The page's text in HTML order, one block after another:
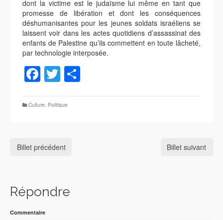
dont la victime est le judaïsme lui même en tant que
promesse de libération et dont les conséquences
déshumanisantes pour les jeunes soldats israéliens se
laissent voir dans les actes quotidiens d’assassinat des
enfants de Palestine qu’ils commettent en toute lâcheté,
par technologie interposée.
Facebook
Twitter
Culture, Politique
Billet précédent Billet suivant
Répondre
Commentaire